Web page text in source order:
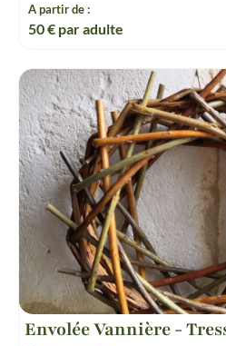
A partir de :
50€ par adulte
Envolée Vannière -